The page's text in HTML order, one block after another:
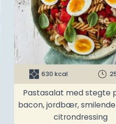
630 kcal
Pastasalat med stegte
bacon, jordbær,
citrondressing